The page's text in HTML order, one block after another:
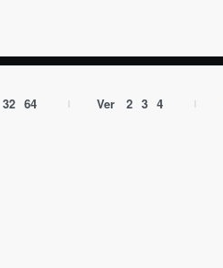
32 64 Ver 2 3 4